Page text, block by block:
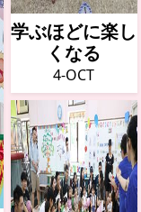
学ぶほどに楽し
くなる
4-OCT